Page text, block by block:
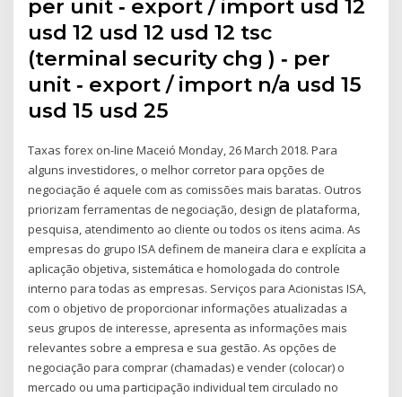
per unit ‐ export / import usd 12
usd 12 usd 12 usd 12 tsc
(terminal security chg ) ‐ per
unit ‐ export / import n/a usd 15
usd 15 usd 25
Taxas forex on-line Maceió Monday, 26 March 2018. Para
alguns investidores, o melhor corretor para opções de
negociação é aquele com as comissões mais baratas. Outros
priorizam ferramentas de negociação, design de plataforma,
pesquisa, atendimento ao cliente ou todos os itens acima. As
empresas do grupo ISA definem de maneira clara e explícita a
aplicação objetiva, sistemática e homologada do controle
interno para todas as empresas. Serviços para Acionistas ISA,
com o objetivo de proporcionar informações atualizadas a
seus grupos de interesse, apresenta as informações mais
relevantes sobre a empresa e sua gestão. As opções de
negociação para comprar (chamadas) e vender (colocar) o
mercado ou uma participação individual tem circulado no